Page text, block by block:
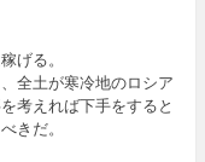
げる。
全土が寒冷地のロシア
考えれば下手をすると
きだ。